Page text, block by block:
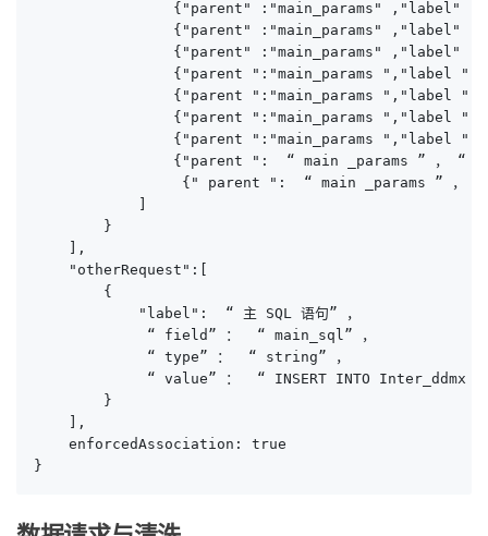
{"parent" :"main_params" ,"label"
{"parent" :"main_params" ,"label"
{"parent" :"main_params" ,"label"
{"parent ":"main_params ","label
{"parent ":"main_params ","label
{"parent ":"main_params ","label
{"parent ":"main_params ","label
{"parent ":  “ main _params ” ， “
{" parent ":  “ main _params ” ， “
            ]
        }
    ],
    "otherRequest":[
        {
            "label":  “ 主 SQL 语句” ，
             “ field” ：  “ main_sql” ，
             “ type” ：  “ string” ，
“ value” ：  “ INSERT INTO Inter_ddmx
        }
    ],
    enforcedAssociation: true
}